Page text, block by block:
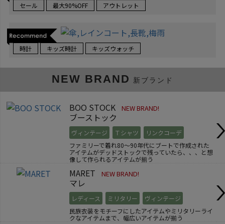
セール 最大90%OFF アウトレット
時計 キッズ時計 キッズウォッチ
NEW BRAND 新ブランド
BOO STOCK NEW BRAND!
ブーストック
ヴィンテージ Ｔシャツ
リンクコーデ
ファミリーで着れ80～90年代にブートで作成された
アイテムがデッドストックで残っていたら、、、と想
像して作られるアイテムが揃う
MARET NEW BRAND!
マレ
レディース ミリタリー
ヴィンテージ
民族衣装をモチーフにしたアイテムやミリタリーライ
クなアイテムまで、幅広いアイテムが揃う